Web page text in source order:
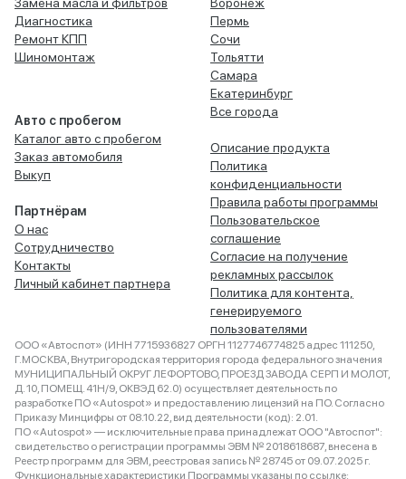
Диагностика
Ремонт КПП
Шиномонтаж
Авто с пробегом
Каталог авто с пробегом
Заказ автомобиля
Выкуп
Партнёрам
О нас
Сотрудничество
Контакты
Личный кабинет партнера
Пермь
Сочи
Тольятти
Самара
Екатеринбург
Все города
Описание продукта
Политика
конфиденциальности
Правила работы программы
Пользовательское
соглашение
Согласие на получение
рекламных рассылок
Политика для контента,
генерируемого
пользователями
ООО «Автоспот» (ИНН 7715936827 ОРГН 1127746774825 адрес 111250,
Г.МОСКВА, Внутригородская территория города федерального значения
МУНИЦИПАЛЬНЫЙ ОКРУГ ЛЕФОРТОВО, ПРОЕЗД ЗАВОДА СЕРП И МОЛОТ,
Д. 10, ПОМЕЩ. 41Н/9, ОКВЭД 62.0) осуществляет деятельность по
разработке ПО «Autospot» и предоставлению лицензий на ПО. Согласно
Приказу Минцифры от 08.10.22, вид деятельности (код): 2.01.
ПО «Autospot» — исключительные права принадлежат ООО "Автоспот":
свидетельство о регистрации программы ЭВМ № 2018618687, внесена в
Реестр программ для ЭВМ, реестровая запись № 28745 от 09.07.2025 г.
Функциональные характеристики Программы указаны по ссылке: